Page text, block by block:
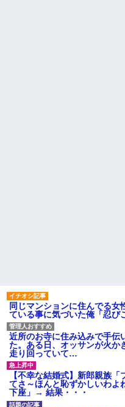
るｗｗｗｗｗｗ「こんな高い
の？ｗｗ」「逆に超安い」
私「ちょっと、人の家の金庫
触らないでよ！」キチママ『そ
こに金庫があったから、開けて
みようとしただけ☆』義兄「泥
は出てけ！二度と来るな！」結
果・・・
私「初めて飲む味だけどなん
のお茶？」彼「ちっ！」私「」
【GIF】JSのカンチョーワロ
タ
同じマンションに住んでる女
ている事に気づいた俺「忍
近所のお寺に住み込みで手伝
た。ある日、オッサンが火か
走り回っていて…
【不幸な結婚式】新郎親族
てさ～ほんと恥ずかしいわよ
下座」→ 結果・・・